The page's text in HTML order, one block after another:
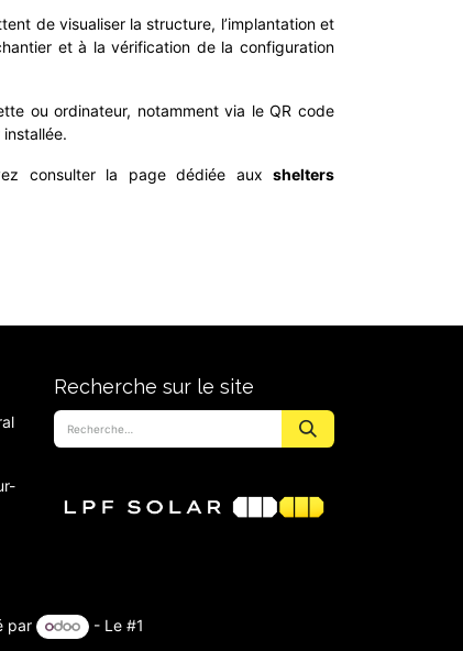
de visualiser la structure, l’implantation et
et à la vérification de la configuration
ou ordinateur, notamment via le QR code
consulter la page dédiée aux shelters
Recherche sur le site
par - Le #1